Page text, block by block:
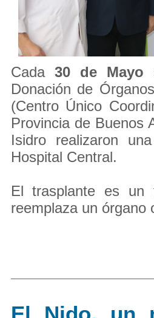
Cada 30 de Mayo
Donación de
(Centro Único
Provincia de Buenos
Isidro realizaron
Hospital Central.
El trasplante es un
reemplaza un órgano